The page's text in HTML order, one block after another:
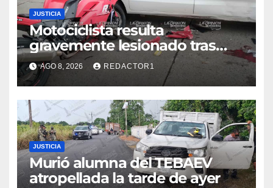
JUSTICIA
Motociclista resulta
gravemente lesionado tras
choque en la colonia Ricardo
Flores Magón
AGO 8, 2026 REDACTOR1
JUSTICIA
Murió alumna del TEBAEV
atropellada la tarde de ayer